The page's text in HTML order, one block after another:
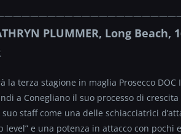
——————————
PLUMMER, Long
la terza stagione in maglia Prosecco
a Conegliano il suo processo di
suo staff come una delle schiacciatrici
level” e una potenza in attacco con